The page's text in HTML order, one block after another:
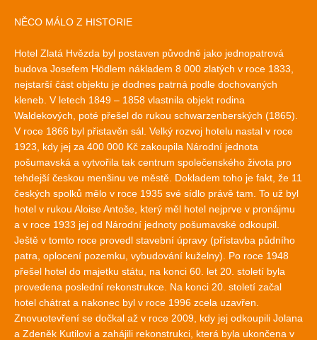
NĚCO MÁLO Z HISTORIE
Hotel Zlatá Hvězda byl postaven původně jako jednopatrová
budova Josefem Hödlem nákladem 8 000 zlatých v roce 1833,
nejstarší část objektu je dodnes patrná podle dochovaných
kleneb. V letech 1849 – 1858 vlastnila objekt rodina
Waldekových, poté přešel do rukou schwarzenberských (1865).
V roce 1866 byl přistavěn sál. Velký rozvoj hotelu nastal v roce
1923, kdy jej za 400 000 Kč zakoupila Národní jednota
pošumavská a vytvořila tak centrum společenského života pro
tehdejší českou menšinu ve městě. Dokladem toho je fakt, že 11
českých spolků mělo v roce 1935 své sídlo právě tam. To už byl
hotel v rukou Aloise Antoše, který měl hotel nejprve v pronájmu
a v roce 1933 jej od Národní jednoty pošumavské odkoupil.
Ještě v tomto roce provedl stavební úpravy (přístavba půdního
patra, oplocení pozemku, vybudování kuželny). Po roce 1948
přešel hotel do majetku státu, na konci 60. let 20. století byla
provedena poslední rekonstrukce. Na konci 20. století začal
hotel chátrat a nakonec byl v roce 1996 zcela uzavřen.
Znovuotevření se dočkal až v roce 2009, kdy jej odkoupili Jolana
a Zdeněk Kutilovi a zahájili rekonstrukci, která byla ukončena v